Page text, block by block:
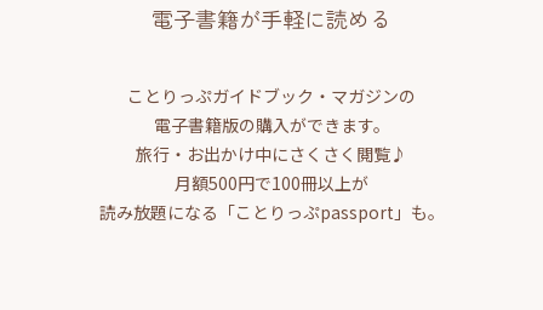
電子書籍が手軽に読める
ことりっぷガイドブック・マガジンの
電子書籍版の購入ができます。
旅行・お出かけ中にさくさく閲覧♪
月額500円で100冊以上が
読み放題になる「ことりっぷpassport」も。